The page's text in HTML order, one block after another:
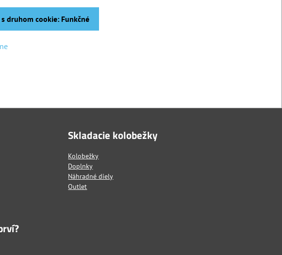
druhom cookie: Funkčné
Skladacie kolobežky
Kolobežky
Doplnky
Náhradné diely
Outlet